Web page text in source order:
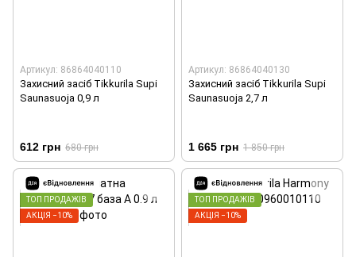
Артикул: 86864040110
Захисний засіб Tikkurila Supi
Saunasuoja 0,9 л
612 грн 680 грн
Артикул: 86864040130
Захисний засіб Tikkurila Supi
Saunasuoja 2,7 л
1 665 грн 1 850 грн
ТОП ПРОДАЖІВ
АКЦІЯ −10%
ТОП ПРОДАЖІВ
АКЦІЯ −10%